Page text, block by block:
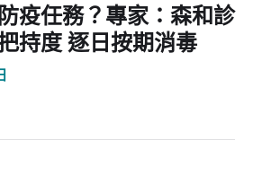
疫任務？專家：森和診
持度 逐日按期消毒